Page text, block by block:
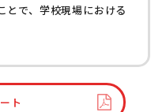
とで、学校現場における
ト